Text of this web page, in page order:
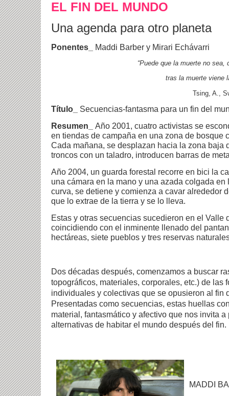
EL FIN DEL MUNDO
Una agenda para otro planeta
Ponentes_ Maddi Barber y Mirari Echávarri
“Puede que la muerte no
tras la muerte viene
Tsing, A.,
Título_ Secuencias-fantasma para un fin del
Resumen_ Año 2001, cuatro activistas se
en tiendas de campaña en una zona de bosque
Cada mañana, se desplazan hacia la zona baja
troncos con un taladro, introducen barras de
Año 2004, un guarda forestal recorre en bici la
una cámara en la mano y una azada colgada
curva, se detiene y comienza a cavar alrededor
que lo extrae de la tierra y se lo lleva.
Estas y otras secuencias sucedieron en el Valle
coincidiendo con el inminente llenado del
hectáreas, siete pueblos y tres reservas
Dos décadas después, comenzamos a buscar
topográficos, materiales, corporales, etc.) de las
individuales y colectivas que se opusieron al fin
Presentadas como secuencias, estas huellas
material, fantasmático y afectivo que nos invita a
alternativas de habitar el mundo después del fin.
MADDI